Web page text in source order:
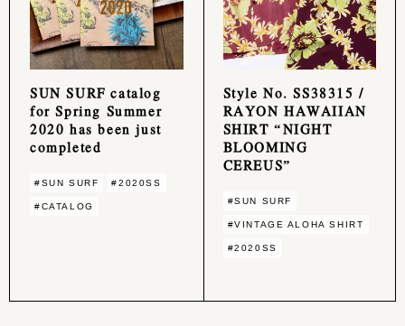
SUN SURF catalog
for Spring Summer
2020 has been just
completed
#SUN SURF #2020SS
#CATALOG
Style No. SS38315 /
RAYON HAWAIIAN
SHIRT “NIGHT
BLOOMING
CEREUS”
#SUN SURF
#VINTAGE ALOHA SHIRT
#2020SS